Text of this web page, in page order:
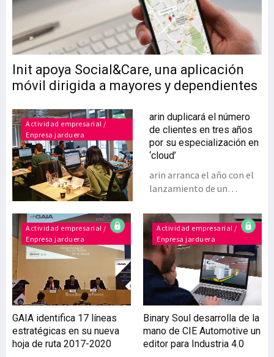
Init apoya Social&Care, una aplicación
móvil dirigida a mayores y dependientes
Actividad empresarial /
Enpresa jarduera
arin duplicará el número
de clientes en tres años
por su especialización en
‘cloud’
arin arranca el año con el
lanzamiento de un
‘cloud’, Quick-On-Cloud,
desarrollado junto a
Oracle. La empresa confía
en que esta
especialización en
servicios en la ‘nube’ le
lleve a duplicar el número
incrementar la facturación
un 50%, en tres años. La
oferta que presenta arin -
Actividad empresarial /
Enpresa jarduera
GAIA identifica 17 líneas
estratégicas en su nueva
hoja de ruta 2017-2020
Actividad empresarial /
Enpresa jarduera
Binary Soul desarrolla de la
mano de CIE Automotive un
editor para Industria 4.0